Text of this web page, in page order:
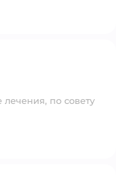
по совету